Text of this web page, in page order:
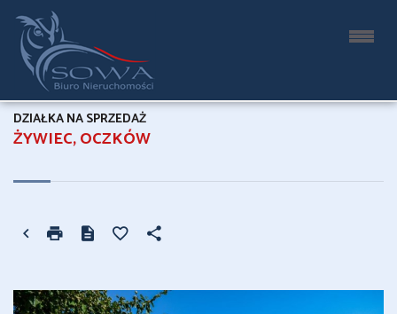
ŻYWIEC, OCZKÓW
DZIAŁKA NA SPRZEDAŻ